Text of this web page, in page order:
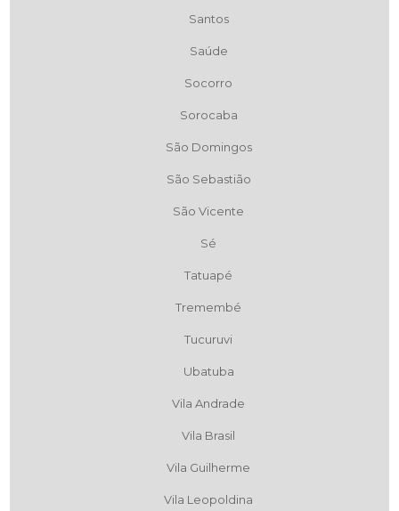
Santos
Saúde
Socorro
Sorocaba
São Domingos
São Sebastião
São Vicente
Sé
Tatuapé
Tremembé
Tucuruvi
Ubatuba
Vila Andrade
Vila Brasil
Vila Guilherme
Vila Leopoldina